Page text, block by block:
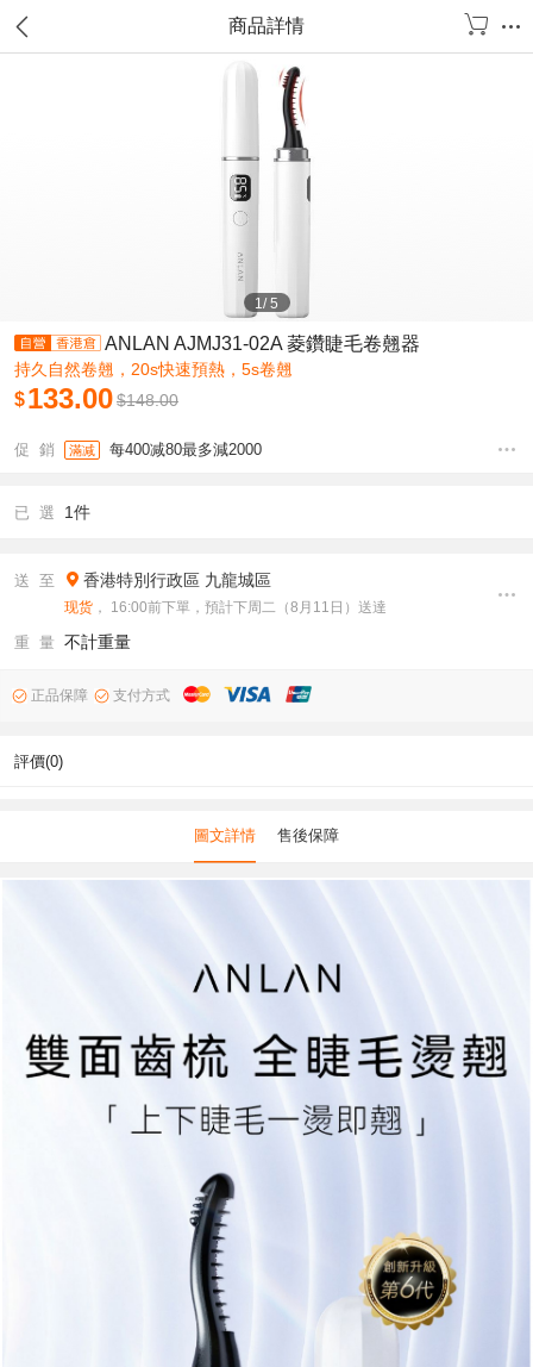
商品詳情
1/5
ANLAN AJMJ31-02A 菱鑽睫毛卷翹器
持久自然卷翹，20s快速預熱，5s卷翹
$133.00$148.00
促 銷 滿减 每400减80最多減2000
已 選 1件
送 至 香港特別行政區 九龍城區
现货 ， 16:00前下單，預計下周二（8月11日）送達
重 量 不計重量
正品保障 支付方式
評價(0)
圖文詳情 售後保障